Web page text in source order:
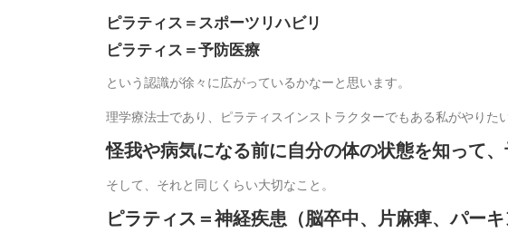
ピラティス＝スポーツリハビリ
ピラティス＝予防医療
という認識が徐々に広がっているかなーと思います。
理学療法士であり、ピラティスインストラクターでもある私がやりた
怪我や病気になる前に自分の体の状態を知って、
そして、それと同じくらい大切なこと。
ピラティス＝神経疾患（脳卒中、片麻痺、パーキ